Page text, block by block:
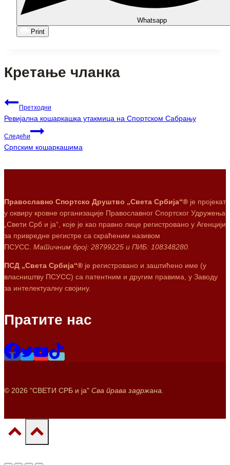
Whatsapp
Print
Кретање чланка
Претходни
Ревијална кошаркашка утакмица на Спортском Сабрању
Следећи
Српским кошаркашима
Православно Спортско Друштво „Света Србија“® је пројекат
у оквиру кровне организације Православног Спортског Удружења
„Свети Срб и ја“, које је као правно лице регистровано у Агенцији
за привредне регистре са скраћеним називом
ПСУСС. Матичним број: 28799225 и ПИБ: 108348280.
ПСД „Света Србија“® је регистровано и заштићено име (у
власништву ПСУСС) са патентним и другим правима, у Заводу
за интелектуалну својину.
Пратите нас
© 2026 "СВЕТИ СРБ и ја" Сва права задржана.